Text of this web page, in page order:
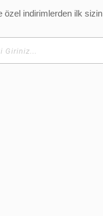
özel indirimlerden ilk sizin